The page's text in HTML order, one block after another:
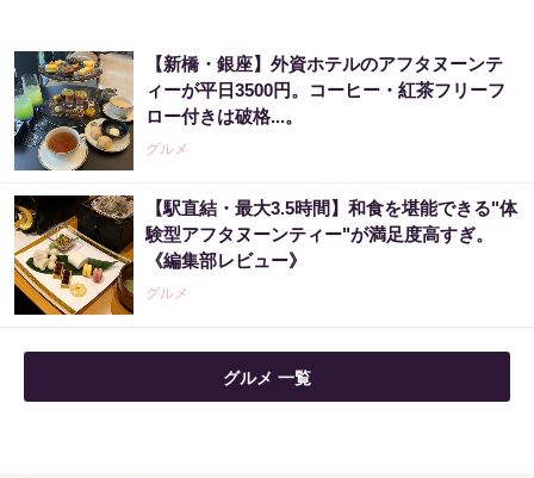
【新橋・銀座】外資ホテルのアフタヌーンテ
ィーが平日3500円。コーヒー・紅茶フリーフ
ロー付きは破格...。
グルメ
【駅直結・最大3.5時間】和食を堪能できる"体
験型アフタヌーンティー"が満足度高すぎ。
《編集部レビュー》
グルメ
グルメ 一覧